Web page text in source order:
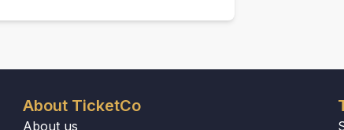
About TicketCo
About us